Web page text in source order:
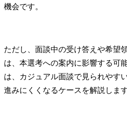
機会です。
ただし、面談中の受け答えや希望
は、本選考への案内に影響する可
は、カジュアル面談で見られやす
進みにくくなるケースを解説します